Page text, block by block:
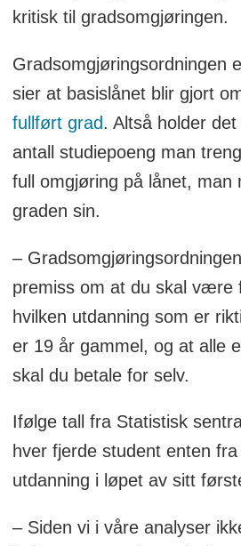
kritisk til gradsomgjøringen.
Gradsomgjøringsordningen
sier at basislånet blir gjort
fullført grad. Altså holder
antall studiepoeng man
full omgjøring på lånet, man
graden sin.
–
premiss om at du skal være
hvilken utdanning som er
er 19 år gammel, og at alle
skal du betale for selv.
Ifølge tall fra Statistisk
hver fjerde student enten
utdanning i løpet av sitt
– Siden vi i våre analyser